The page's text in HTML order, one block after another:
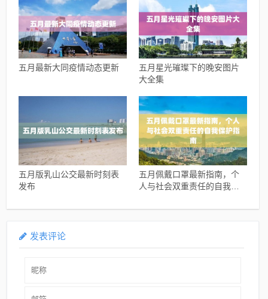
五月最新大同疫情动态更新
五月星光璀璨下的晚安图片
大全集
五月版乳山公交最新时刻表
发布
五月佩戴口罩最新指南，个
人与社会双重责任的自我保
发表评论